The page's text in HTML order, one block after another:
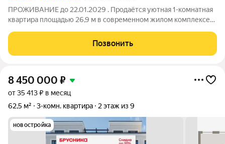
ПРОЖИВАНИЕ до 22.01.2029 . Продаётся уютная 1-комнатная
квартира площадью 26,9 м в современном жилом комплексе
выполнен качественный ремонт в светлых тонах. .
Позвонить
8 450 000 ₽
от 35 413 ₽ в месяц
62,5 м²
3-комн. квартира 2 этаж из 9
новостройка